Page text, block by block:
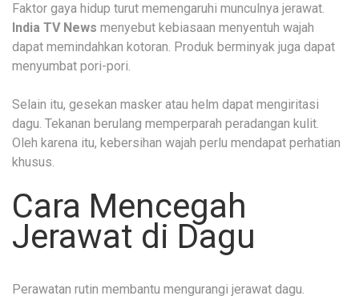
Faktor gaya hidup turut memengaruhi munculnya jerawat.
India TV News menyebut kebiasaan menyentuh wajah
dapat memindahkan kotoran. Produk berminyak juga dapat
menyumbat pori-pori.
Selain itu, gesekan masker atau helm dapat mengiritasi
dagu. Tekanan berulang memperparah peradangan kulit.
Oleh karena itu, kebersihan wajah perlu mendapat perhatian
khusus.
Cara Mencegah
Jerawat di Dagu
Perawatan rutin membantu mengurangi jerawat dagu.